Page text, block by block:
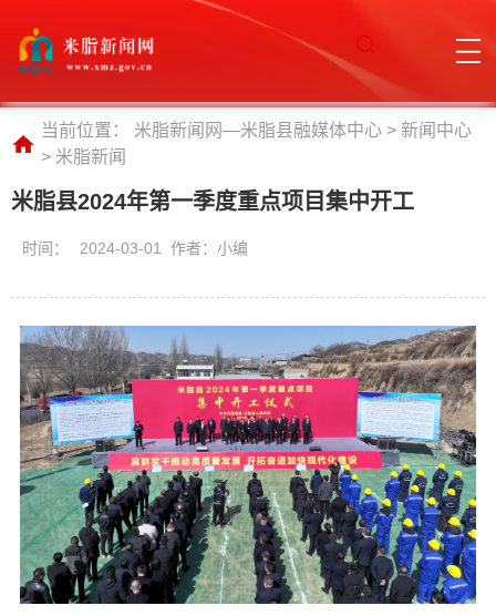
当前位置： 米脂新闻网—米脂县融媒体中心 > 新闻中心
> 米脂新闻
米脂县2024年第一季度重点项目集中开工
时间： 2024-03-01 作者：小编